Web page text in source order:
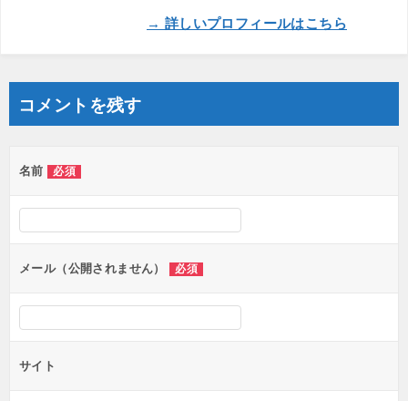
→ 詳しいプロフィールはこちら
コメントを残す
名前 必須
メール（公開されません） 必須
サイト